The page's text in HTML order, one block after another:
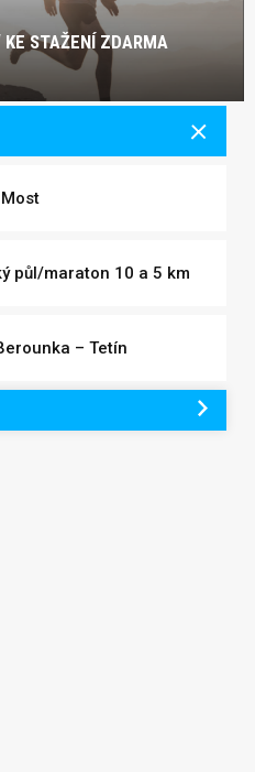
STAŽENÍ ZDARMA
Most
půl/maraton 10 a 5 km
– Tetín